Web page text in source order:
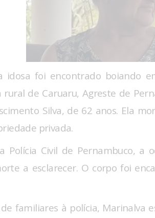
idosa foi encontrado boiando
rural de Caruaru, Agreste de
Silva, de 62 anos. Ela
privada.
Polícia Civil de Pernambuco, a
a esclarecer. O corpo foi
familiares à polícia,